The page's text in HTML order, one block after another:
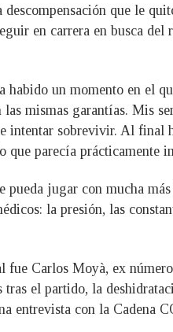
que le
en carrera en busca
habido un momento en el
mismas garantías. Mis
intentar sobrevivir. Al final
que parecía prácticamente
jugar con mucha
la presión, las
Carlos Moyà, ex
el partido, la
entrevista con la Cadena